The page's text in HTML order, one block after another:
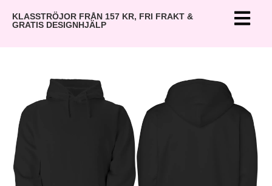
KLASSTRÖJOR FRÅN 157 KR, FRI FRAKT &
GRATIS DESIGNHJÄLP